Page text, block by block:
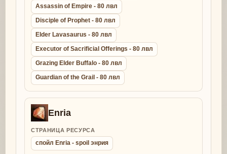
Assassin of Empire - 80 лвл
Disciple of Prophet - 80 лвл
Elder Lavasaurus - 80 лвл
Executor of Sacrificial Offerings - 80 лвл
Grazing Elder Buffalo - 80 лвл
Guardian of the Grail - 80 лвл
Enria
СТРАНИЦА РЕСУРСА
спойл Enria - spoil энрия